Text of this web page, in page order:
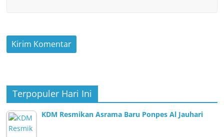
Terpopuler Hari Ini
KDM Resmikan Asrama Baru Ponpes Al Jauhari